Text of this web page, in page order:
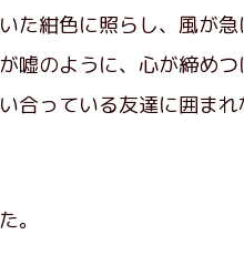
紺色に照らし、風が急
のように、心が締めつ
合っている友達に囲ま
。